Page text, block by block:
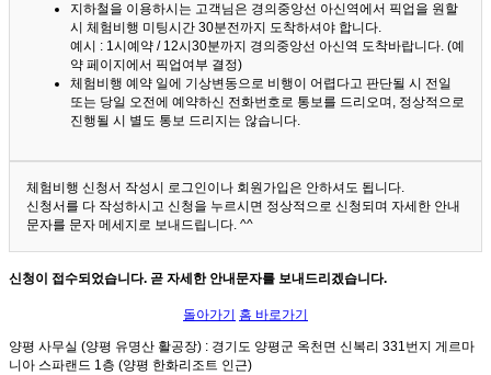
지하철을 이용하시는 고객님은 경의중앙선 아신역에서 픽업을 원할
시 체험비행 미팅시간 30분전까지 도착하셔야 합니다.
예시 : 1시예약 / 12시30분까지 경의중앙선 아신역 도착바랍니다. (예
약 페이지에서 픽업여부 결정)
체험비행 예약 일에 기상변동으로 비행이 어렵다고 판단될 시 전일
또는 당일 오전에 예약하신 전화번호로 통보를 드리오며, 정상적으로
진행될 시 별도 통보 드리지는 않습니다.
체험비행 신청서 작성시 로그인이나 회원가입은 안하셔도 됩니다.
신청서를 다 작성하시고 신청을 누르시면 정상적으로 신청되며 자세한 안내
문자를 문자 메세지로 보내드립니다. ^^
신청이 접수되었습니다. 곧 자세한 안내문자를 보내드리겠습니다.
돌아가기 홈 바로가기
양평 사무실 (양평 유명산 활공장) : 경기도 양평군 옥천면 신복리 331번지 게르마
니아 스파랜드 1층 (양평 한화리조트 인근)